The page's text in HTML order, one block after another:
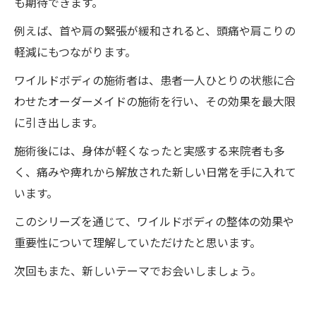
例えば、首や肩の緊張が緩和されると、頭痛や肩こりの
軽減にもつながります。
ワイルドボディの施術者は、患者一人ひとりの状態に合
わせたオーダーメイドの施術を行い、その効果を最大限
に引き出します。
施術後には、身体が軽くなったと実感する来院者も多
く、痛みや痺れから解放された新しい日常を手に入れて
います。
このシリーズを通じて、ワイルドボディの整体の効果や
重要性について理解していただけたと思います。
次回もまた、新しいテーマでお会いしましょう。